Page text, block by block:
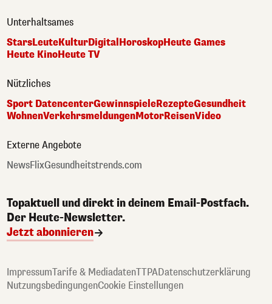
Unterhaltsames
StarsLeuteKulturDigital HoroskopHeute Games
Heute KinoHeute TV
Nützliches
Sport DatencenterGewinnspieleRezepteGesundheit
WohnenVerkehrsmeldungenMotorReisenVideo
Externe Angebote
NewsFlixGesundheitstrends.com
Topaktuell und direkt in deinem Email-Postfach.
Der Heute-Newsletter.
Jetzt abonnieren
ImpressumTarife & MediadatenTTPADatenschutzerklärung
NutzungsbedingungenCookie Einstellungen